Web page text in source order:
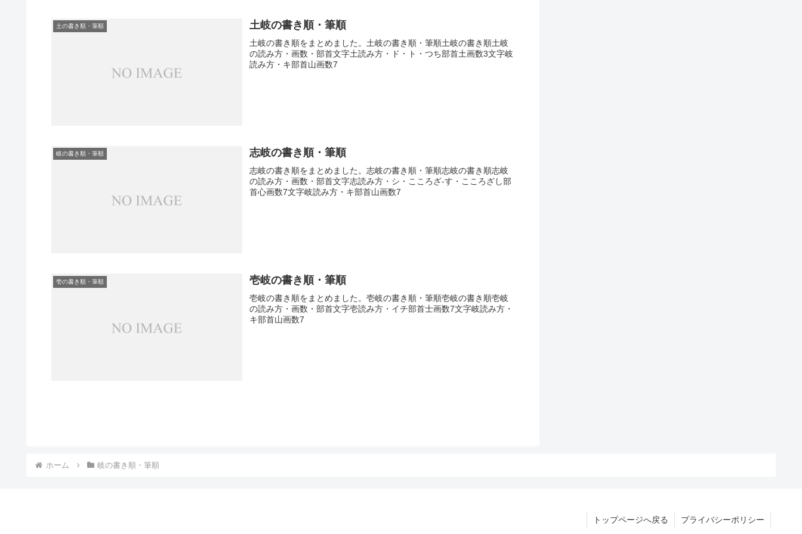
土の書き順・筆順 土岐の書き順・筆順
土岐の書き順をまとめました。土岐の書き順・筆順土岐の書き順土岐
の読み方・画数・部首文字土読み方・ド・ト・つち部首土画数3文字岐
読み方・キ部首山画数7
岐の書き順・筆順 志岐の書き順・筆順
志岐の書き順をまとめました。志岐の書き順・筆順志岐の書き順志岐
の読み方・画数・部首文字志読み方・シ・こころざ-す・こころざし部
首心画数7文字岐読み方・キ部首山画数7
壱の書き順・筆順 壱岐の書き順・筆順
壱岐の書き順をまとめました。壱岐の書き順・筆順壱岐の書き順壱岐
の読み方・画数・部首文字壱読み方・イチ部首士画数7文字岐読み方・
キ部首山画数7
ホーム 岐の書き順・筆順
トップページへ戻る プライバシーポリシー